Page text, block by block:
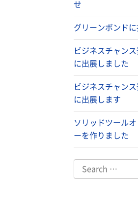
せ
グリーンボンド
ビジネスチャン
に出展しました
ビジネスチャン
に出展します
ソリッドツール
ーを作りました